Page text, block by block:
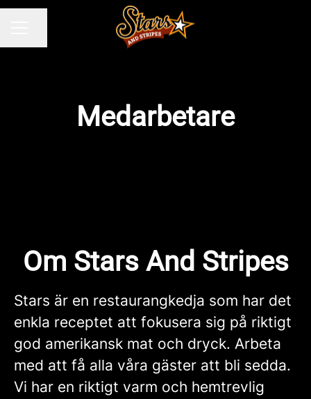
Medarbetare
Om Stars And Stripes
Stars är en restaurangkedja som har det
enkla receptet att fokusera sig på riktigt
god amerikansk mat och dryck. Arbeta
med att få alla våra gäster att bli sedda.
Vi har en riktigt varm och hemtrevlig